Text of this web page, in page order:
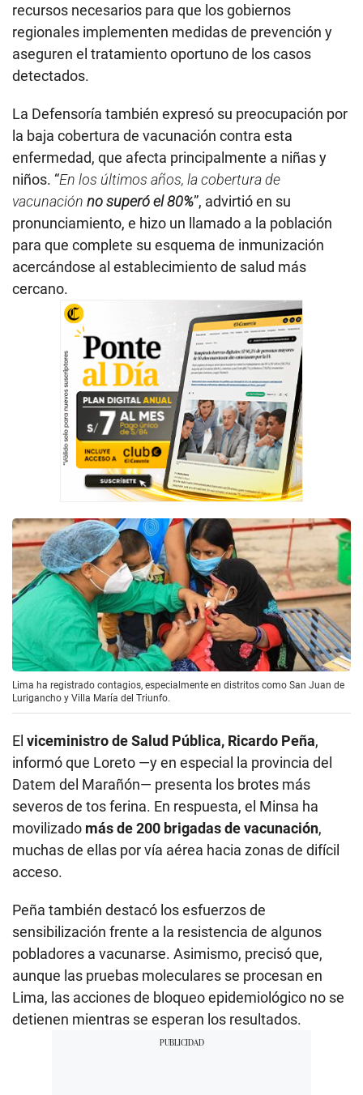
recursos necesarios para que los gobiernos
regionales implementen medidas de prevención y
aseguren el tratamiento oportuno de los casos
detectados.
La Defensoría también expresó su preocupación por
la baja cobertura de vacunación contra esta
enfermedad, que afecta principalmente a niñas y
niños. “En los últimos años, la cobertura de
vacunación no superó el 80%”, advirtió en su
pronunciamiento, e hizo un llamado a la población
para que complete su esquema de inmunización
acercándose al establecimiento de salud más
cercano.
Lima ha registrado contagios, especialmente en distritos como San Juan de
Lurigancho y Villa María del Triunfo.
El viceministro de Salud Pública, Ricardo Peña,
informó que Loreto —y en especial la provincia del
Datem del Marañón— presenta los brotes más
severos de tos ferina. En respuesta, el Minsa ha
movilizado más de 200 brigadas de vacunación,
muchas de ellas por vía aérea hacia zonas de difícil
acceso.
Peña también destacó los esfuerzos de
sensibilización frente a la resistencia de algunos
pobladores a vacunarse. Asimismo, precisó que,
aunque las pruebas moleculares se procesan en
Lima, las acciones de bloqueo epidemiológico no se
detienen mientras se esperan los resultados.